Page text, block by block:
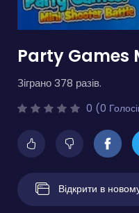
Party Games
Зіграно 378 разів.
0 (0
Відкрити в новому